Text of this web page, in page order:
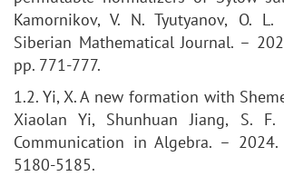
Kamornikov, V. N. Tyutyanov, O.
Siberian Mathematical Journal. –
pp. 771-777.
1.2. Yi, X. A new formation with
Xiaolan Yi, Shunhuan Jiang, S.
Communication in Algebra. –
5180-5185.